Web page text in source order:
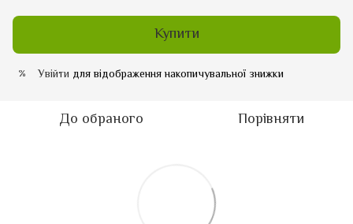
Купити
% Увійти для відображення накопичувальної знижки
До обраного Порівняти